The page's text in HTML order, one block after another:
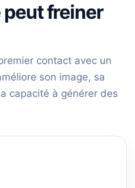
peut freiner
contact avec un
son image, sa
capacité à générer des